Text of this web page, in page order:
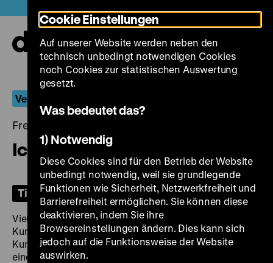
zum
Seiteninhalt
springen
Verführerische Melancholie
Freitag, 25. Juli 2025, 20.00 Uhr
Ich bin Sebastian Ott
Tickets
Vielleicht der verrückteste Forst-Film: Als
Kunstexperte Dr. Sebastian Ott ist er hochkarätigen
Kunstfälschungen auf der Spur – und bekommt es mit
einer Fälschung seiner selbst zu tun. Genauer gesagt
Cookie Einstellungen
Auf unserer Website werden neben den
technisch unbedingt notwendigen Cookies
noch Cookies zur statistischen Auswertung
gesetzt.
Was bedeutet das?
1) Notwendig
Diese Cookies sind für den Betrieb der Website
unbedingt notwendig, weil sie grundlegende
Funktionen wie Sicherheit, Netzwerkfreiheit und
Barrierefreiheit ermöglichen. Sie können diese
deaktivieren, indem Sie ihre
Browsereinstellungen ändern. Dies kann sich
jedoch auf die Funktionsweise der Website
auswirken.